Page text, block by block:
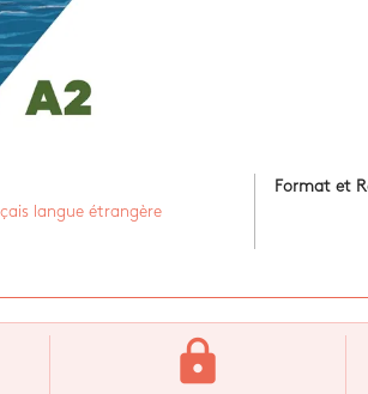
langue étrangère
Format et
lock